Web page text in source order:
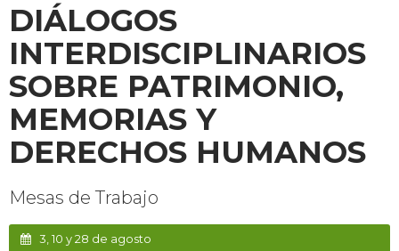
DIÁLOGOS
INTERDISCIPLINARIOS
SOBRE PATRIMONIO,
MEMORIAS Y
DERECHOS HUMANOS
Mesas de Trabajo
3, 10 y 28 de agosto